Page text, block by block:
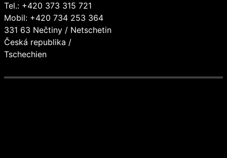
Tel.: +420 373 315 721
Mobil: +420 734 253 364
331 63 Nečtiny / Netschetin
Česká republika /
Tschechien